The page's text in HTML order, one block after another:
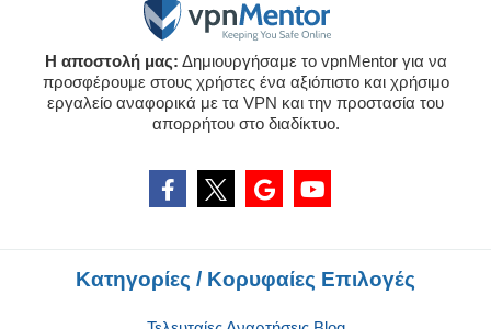
Η αποστολή μας: Δημιουργήσαμε το vpnMentor για να
προσφέρουμε στους χρήστες ένα αξιόπιστο και χρήσιμο
εργαλείο αναφορικά με τα VPN και την προστασία του
απορρήτου στο διαδίκτυο.
Κατηγορίες / Κορυφαίες Επιλογές